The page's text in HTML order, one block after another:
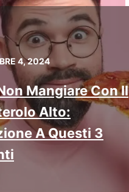
4, 2024
Mangiare Con Il
Alto:
A Questi 3